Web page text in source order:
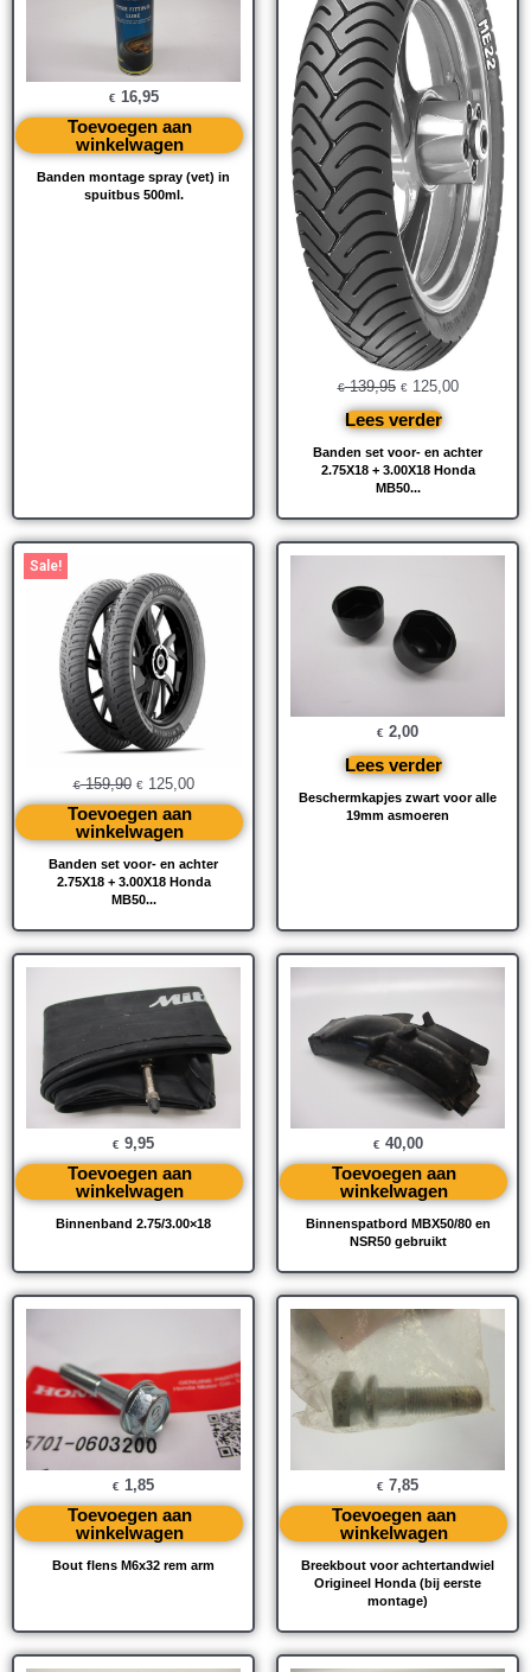
Banden montage spray (vet) in
spuitbus 500ml.
€ 16,95
Toevoegen aan
winkelwagen
Banden set voor- en achter
2.75X18 + 3.00X18 Honda
MB50...
€139,95 €125,00
Lees verder
Sale!
Banden set voor- en achter
2.75X18 + 3.00X18 Honda
MB50...
€159,90
Oorspronkelijke
was:
€ 159,90.
€125,00
Huidige
€ 125,00.
Toevoegen aan
winkelwagen
Beschermkapjes zwart voor alle
19mm asmoeren
€ 2,00
Lees verder
Binnenband 2.75/3.00×18
€ 9,95
Toevoegen aan
winkelwagen
Binnenspatbord MBX50/80 en
NSR50 gebruikt
€ 40,00
Toevoegen aan
winkelwagen
Bout flens M6x32 rem arm
€ 1,85
Toevoegen aan
winkelwagen
Breekbout voor achtertandwiel
Origineel Honda (bij eerste
montage)
€ 7,85
Toevoegen aan
winkelwagen